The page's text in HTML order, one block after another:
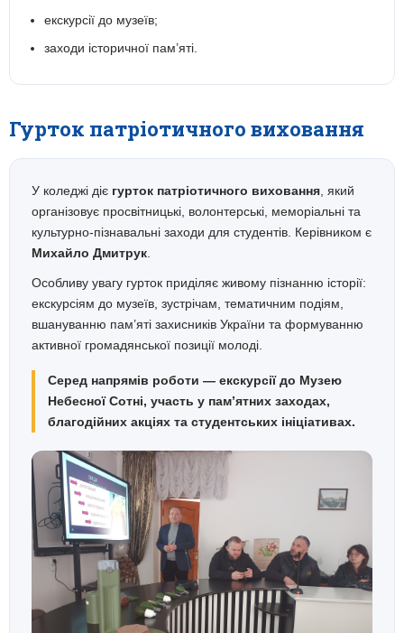
екскурсії до музеїв;
заходи історичної пам’яті.
Гурток патріотичного виховання
У коледжі діє гурток патріотичного виховання , який
організовує просвітницькі, волонтерські, меморіальні та
культурно-пізнавальні заходи для студентів. Керівником є
Михайло Дмитрук
Особливу увагу гурток приділяє живому пізнанню історії:
екскурсіям до музеїв, зустрічам, тематичним подіям,
вшануванню пам’яті захисників України та формуванню
активної громадянської позиції молоді.
Серед напрямів роботи — екскурсії до Музею
Небесної Сотні, участь у пам’ятних заходах,
благодійних акціях та студентських ініціативах.